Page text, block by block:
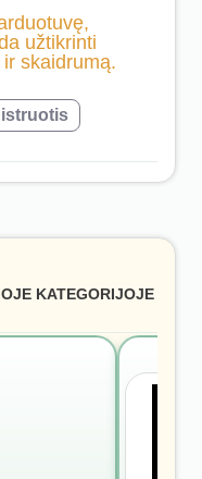
užtikrinti
skaidrumą.
KATEGORIJOJE